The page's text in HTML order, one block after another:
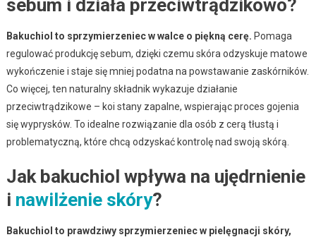
sebum i działa przeciwtrądzikowo?
Bakuchiol to sprzymierzeniec w walce o piękną cerę. Pomaga
regulować produkcję sebum, dzięki czemu skóra odzyskuje matowe
wykończenie i staje się mniej podatna na powstawanie zaskórników.
Co więcej, ten naturalny składnik wykazuje działanie
przeciwtrądzikowe – koi stany zapalne, wspierając proces gojenia
się wyprysków. To idealne rozwiązanie dla osób z cerą tłustą i
problematyczną, które chcą odzyskać kontrolę nad swoją skórą.
Jak bakuchiol wpływa na ujędrnienie
i nawilżenie skóry?
Bakuchiol to prawdziwy sprzymierzeniec w pielęgnacji skóry,